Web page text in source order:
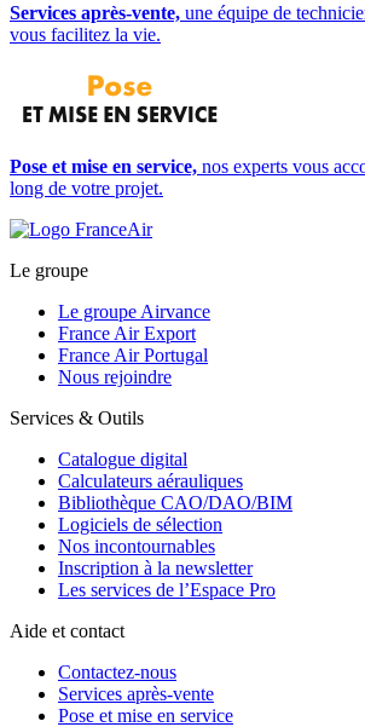
Services après-vente, une équipe de
vous facilitez la vie.
Pose et mise en service, nos experts vous
long de votre projet.
Le groupe
Le groupe Airvance
France Air Export
France Air Portugal
Nous rejoindre
Services & Outils
Catalogue digital
Calculateurs aérauliques
Bibliothèque CAO/DAO/BIM
Logiciels de sélection
Nos incontournables
Inscription à la newsletter
Les services de l’Espace Pro
Aide et contact
Contactez-nous
Services après-vente
Pose et mise en service